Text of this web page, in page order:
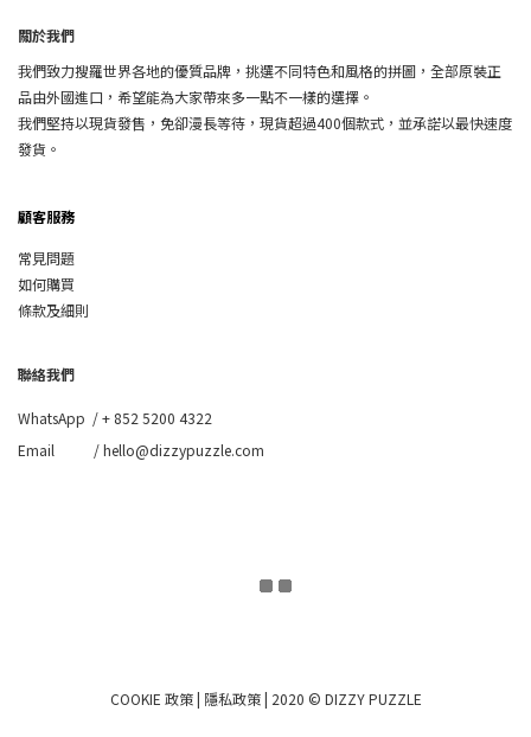
關於我們
我們致力搜羅世界各地的優質品牌，挑選不同特色和風格的拼圖，全部原裝正
品由外國進口，希望能為大家帶來多一點不一樣的選擇。
我們堅持以現貨發售，免卻漫長等待，現貨超過400個款式，並承諾以最快速度
發貨。
顧客服務
常見問題
如何購買
條款及細則
聯絡我們
WhatsApp /+ 852 5200 4322
Email / hello@dizzypuzzle.com
COOKIE 政策| 隱私政策| 2020 © DIZZY PUZZLE